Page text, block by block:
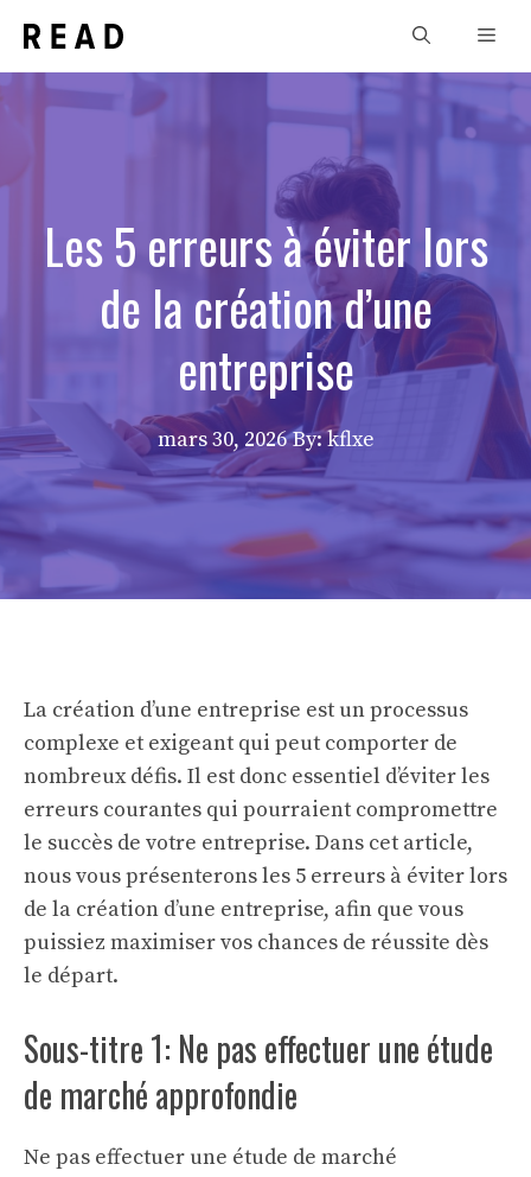
contenu
Les 5 erreurs à éviter lors
de la création d’une
entreprise
mars 30, 2026 By: kflxe
La création d’une entreprise est un processus
complexe et exigeant qui peut comporter de
nombreux défis. Il est donc essentiel d’éviter les
erreurs courantes qui pourraient compromettre
le succès de votre entreprise. Dans cet article,
nous vous présenterons les 5 erreurs à éviter lors
de la création d’une entreprise, afin que vous
puissiez maximiser vos chances de réussite dès
le départ.
Sous-titre 1: Ne pas effectuer une étude
de marché approfondie
Ne pas effectuer une étude de marché